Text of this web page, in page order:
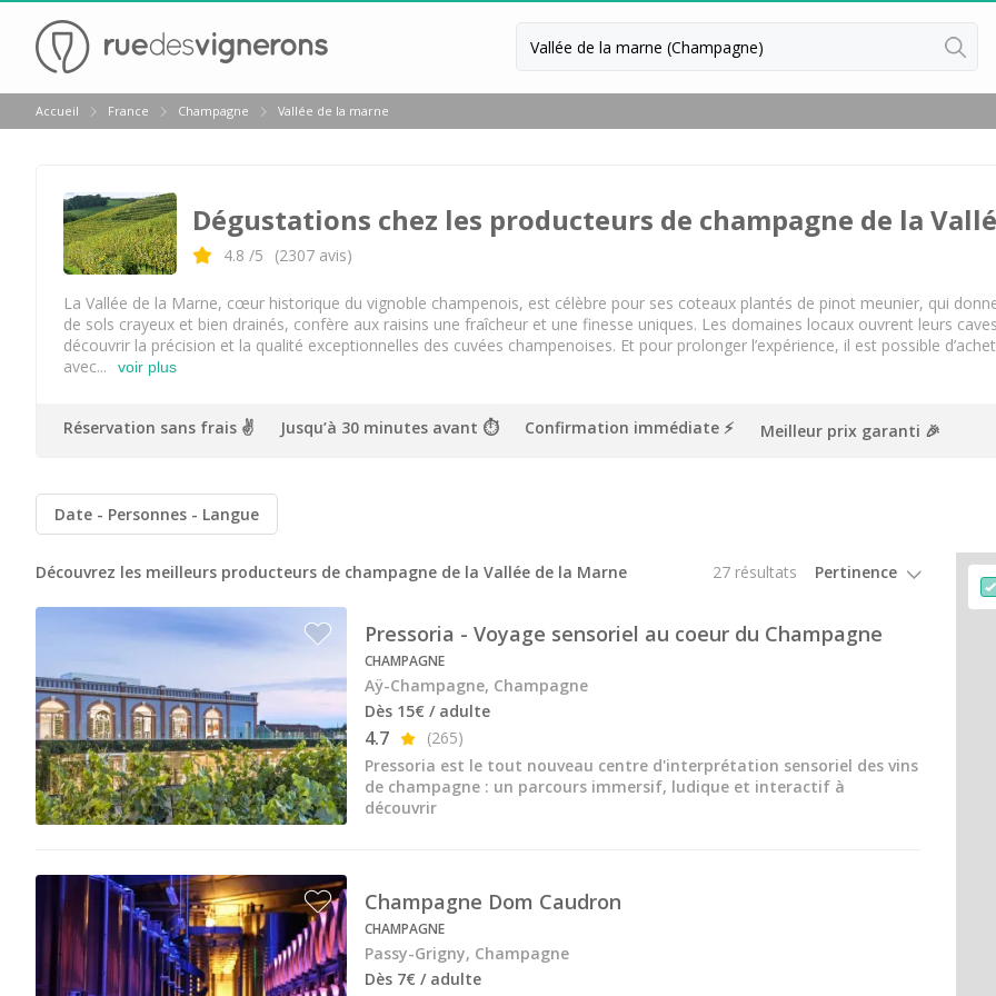
Retour
Visite cave Epernay
Visite cave & dégustation champagne Troyes
Champagne Ayala
Champagne Canard Duchêne
Champagne Devaux
Champagne Lanson
Champagne Mercier
Champagne Mumm
Champagne Ruinart
Champagne Taittinger
Champagne Veuve Clicquot
Pressoria
Petits producteurs de champagne
Ateliers sabrage Champagne
Cours d'oenologie
Visite cave & dégustation vin Alsace
Retour
Cours d'oenologie Champagne
Tous les cours d'oenologie
Tous les ateliers d'assemblage
Accueil France Champagne Vallée de la marne
Dégustations chez les producteurs de champagne de la
4.8 /5 (2307 avis)
La Vallée de la Marne, cœur historique du vignoble champenois, est célèbre pour ses coteaux plantés de pinot meunier, qui
de sols crayeux et bien drainés, confère aux raisins une fraîcheur et une finesse uniques. Les domaines locaux ouvrent leurs
découvrir la précision et la qualité exceptionnelles des cuvées champenoises. Et pour prolonger l’expérience, il est possible
avec...
voir plus
Réservation sans frais ✌️ Jusqu’à 30 minutes avant ⏱ Confirmation immédiate ⚡️ Meilleur prix garanti 🎉
Date Personnes Langue
Découvrez les meilleurs producteurs de champagne de la Vallée de la Marne 27 résultats
Pressoria - Voyage sensoriel au coeur du Champagne
CHAMPAGNE
Aÿ-Champagne, Champagne
Dès 15€ / adulte
4.7
(265)
Pressoria est le tout nouveau centre d'interprétation sensoriel des vins
de champagne : un parcours immersif, ludique et interactif à
découvrir
Champagne Dom Caudron
CHAMPAGNE
Passy-Grigny, Champagne
Dès 7€ / adulte